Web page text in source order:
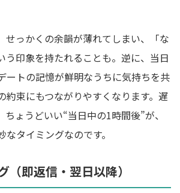
せっかくの余韻が薄れてしまい、「な
う印象を持たれることも。逆に、当日
ートの記憶が鮮明なうちに気持ちを共
約束にもつながりやすくなります。遅
ょうどいい“当日中の1時間後”が、
タイミングなのです。
（即返信・翌日以降）